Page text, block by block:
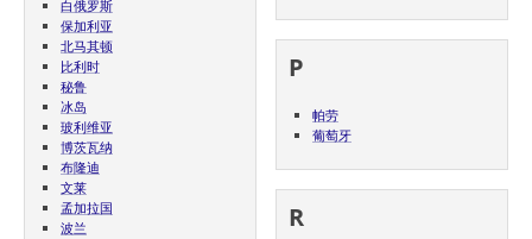
白俄罗斯
保加利亚
北马其顿
比利时
秘鲁
冰岛
玻利维亚
博茨瓦纳
布隆迪
文莱
孟加拉国
波兰
P
帕劳
葡萄牙
R